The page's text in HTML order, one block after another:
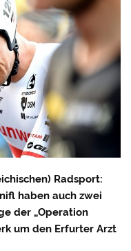
Radsport:
haben auch zwei
der „Operation
um den Erfurter Arzt